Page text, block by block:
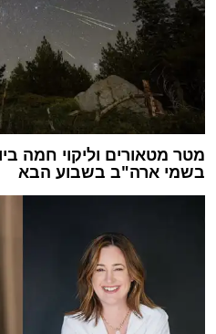
מטר מטאורים וליקוי חמה
בשמי ארה"ב בשבוע הבא